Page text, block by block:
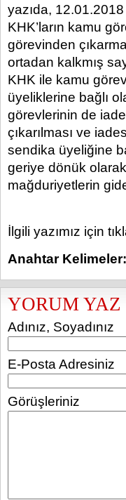
yazıda, 12.01.2018
KHK’ların kamu
görevinden
ortadan kalkmış
KHK ile kamu
üyeliklerine bağlı
görevlerinin de
çıkarılması ve
sendika üyeliğine
geriye dönük
mağduriyetlerin
İlgili yazımız için
Anahtar Kelimeler:
YORUM YAZ
Adınız, Soyadınız
E-Posta Adresiniz
Görüşleriniz